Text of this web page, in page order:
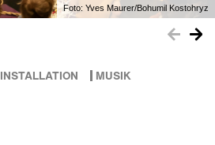
Foto: Yves Maurer/Bohumil Kostohryz
INSTALLATION
MUSIK